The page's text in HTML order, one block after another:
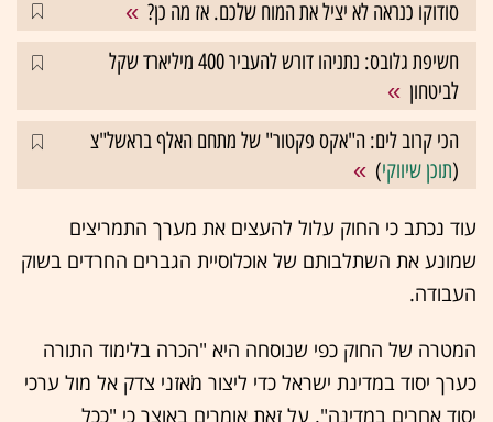
סודוקו כנראה לא יציל את המוח שלכם. אז מה כן?
חשיפת גלובס: נתניהו דורש להעביר 400 מיליארד שקל
לביטחון
הכי קרוב לים: ה"אקס פקטור" של מתחם האלף בראשל"צ
(תוכן שיווקי)
עוד נכתב כי החוק עלול להעצים את מערך התמריצים
שמונע את השתלבותם של אוכלוסיית הגברים החרדים בשוק
העבודה.
המטרה של החוק כפי שנוסחה היא "הכרה בלימוד התורה
כערך יסוד במדינת ישראל כדי ליצור מֹאזני צדק אל מול ערכי
יסוד אחרים במדינה". על זאת אומרים באוצר כי "ככל